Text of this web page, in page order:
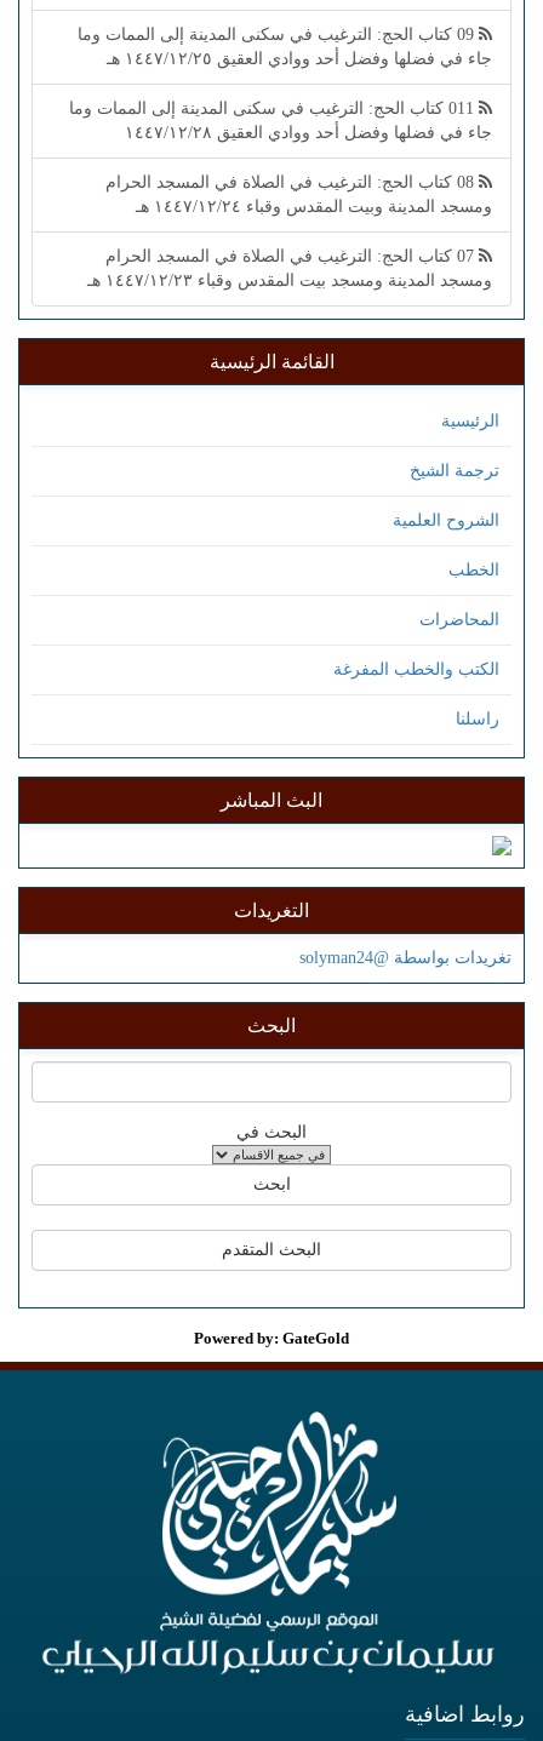
09 كتاب الحج: الترغيب في سكنى المدينة إلى الممات وما
جاء في فضلها وفضل أحد ووادي العقيق ١٤٤٧/١٢/٢٥ هـ
011 كتاب الحج: الترغيب في سكنى المدينة إلى الممات وما
جاء في فضلها وفضل أحد ووادي العقيق ١٤٤٧/١٢/٢٨
08 كتاب الحج: الترغيب في الصلاة في المسجد الحرام
ومسجد المدينة وبيت المقدس وقباء ١٤٤٧/١٢/٢٤ هـ
07 كتاب الحج: الترغيب في الصلاة في المسجد الحرام
ومسجد المدينة ومسجد بيت المقدس وقباء ١٤٤٧/١٢/٢٣ هـ
القائمة الرئيسية
الرئيسية
ترجمة الشيخ
الشروح العلمية
الخطب
المحاضرات
الكتب والخطب المفرغة
راسلنا
البث المباشر
التغريدات
تغريدات بواسطة @solyman24
البحث
البحث في
Powered by: GateGold
روابط اضافية